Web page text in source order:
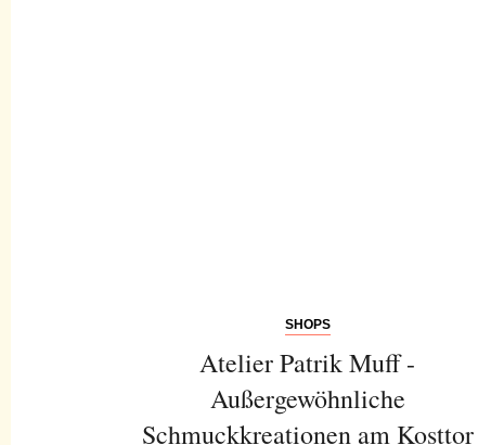
SHOPS
Atelier Patrik Muff -
Außergewöhnliche
Schmuckkreationen am Kosttor